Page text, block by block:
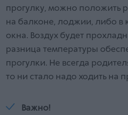
прогулку, можно положить
на балконе, лоджии, либо в
окна. Воздух будет
разница температуры
прогулки. Не всегда
то ни стало надо ходить на
Важно!